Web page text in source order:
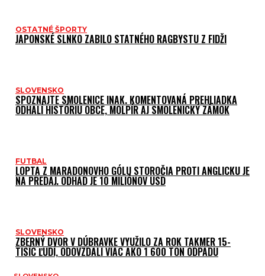
OSTATNÉ ŠPORTY
JAPONSKÉ SLNKO ZABILO STATNÉHO RAGBYSTU Z FIDŽI
SLOVENSKO
SPOZNAJTE SMOLENICE INAK. KOMENTOVANÁ PREHLIADKA
ODHALÍ HISTÓRIU OBCE, MOLPÍR AJ SMOLENICKÝ ZÁMOK
FUTBAL
LOPTA Z MARADONOVHO GÓLU STOROČIA PROTI ANGLICKU JE
NA PREDAJ. ODHAD JE 10 MILIÓNOV USD
SLOVENSKO
ZBERNÝ DVOR V DÚBRAVKE VYUŽILO ZA ROK TAKMER 15-
TISÍC ĽUDÍ, ODOVZDALI VIAC AKO 1 600 TON ODPADU